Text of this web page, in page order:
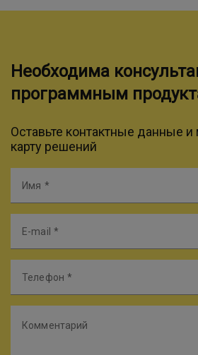
Необходима
программным
Оставьте контактные данные
карту решений
Имя
E-mail
Телефон
Комментарий